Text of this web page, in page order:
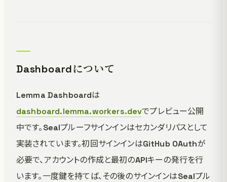
Dashboardについて
Lemma Dashboardは
dashboard.lemma.workers.devでプレビュー公開
中です。Sealプルーフサインインはセカンダリパスとして
実装されています。初回サインインはGitHub OAuthが
必要で、アカウントの作成と最初のAPIキーの発行を行
います。一度鍵を持てば、その後のサインインはSealプル